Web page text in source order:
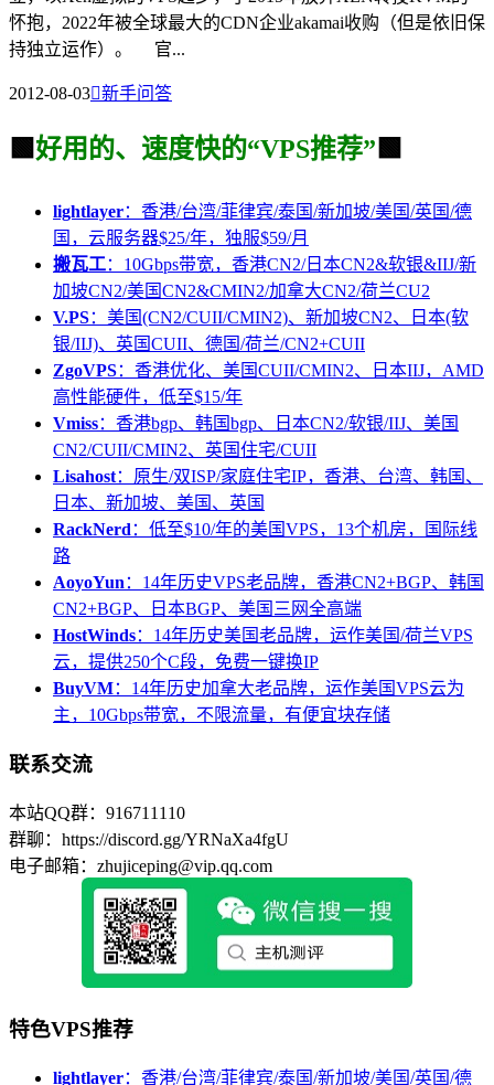
怀抱，2022年被全球最大的CDN企业akamai收购（但是依旧保
持独立运作）。 官...
2012-08-03新手问答
🟩 好用的、速度快的“VPS推荐” 🟩
lightlayer：香港/台湾/菲律宾/泰国/新加坡/美国/英国/德
国，云服务器$25/年，独服$59/月
搬瓦工：10Gbps带宽，香港CN2/日本CN2&软银&IIJ/新
加坡CN2/美国CN2&CMIN2/加拿大CN2/荷兰CU2
V.PS：美国(CN2/CUII/CMIN2)、新加坡CN2、日本(软
银/IIJ)、英国CUII、德国/荷兰/CN2+CUII
ZgoVPS：香港优化、美国CUII/CMIN2、日本IIJ，AMD
高性能硬件，低至$15/年
Vmiss：香港bgp、韩国bgp、日本CN2/软银/IIJ、美国
CN2/CUII/CMIN2、英国住宅/CUII
Lisahost：原生/双ISP/家庭住宅IP，香港、台湾、韩国、
日本、新加坡、美国、英国
RackNerd ：低至$10/年的美国VPS，13个机房，国际线
路
AoyoYun ：14年历史VPS老品牌，香港CN2+BGP、韩国
CN2+BGP、日本BGP、美国三网全高端
HostWinds：14年历史美国老品牌，运作美国/荷兰VPS
云，提供250个C段，免费一键换IP
BuyVM：14年历史加拿大老品牌，运作美国VPS云为
主，10Gbps带宽，不限流量，有便宜块存储
联系交流
本站QQ群：916711110
群聊：https://discord.gg/YRNaXa4fgU
电子邮箱：zhujiceping@vip.qq.com
特色VPS推荐
lightlayer：香港/台湾/菲律宾/泰国/新加坡/美国/英国/德